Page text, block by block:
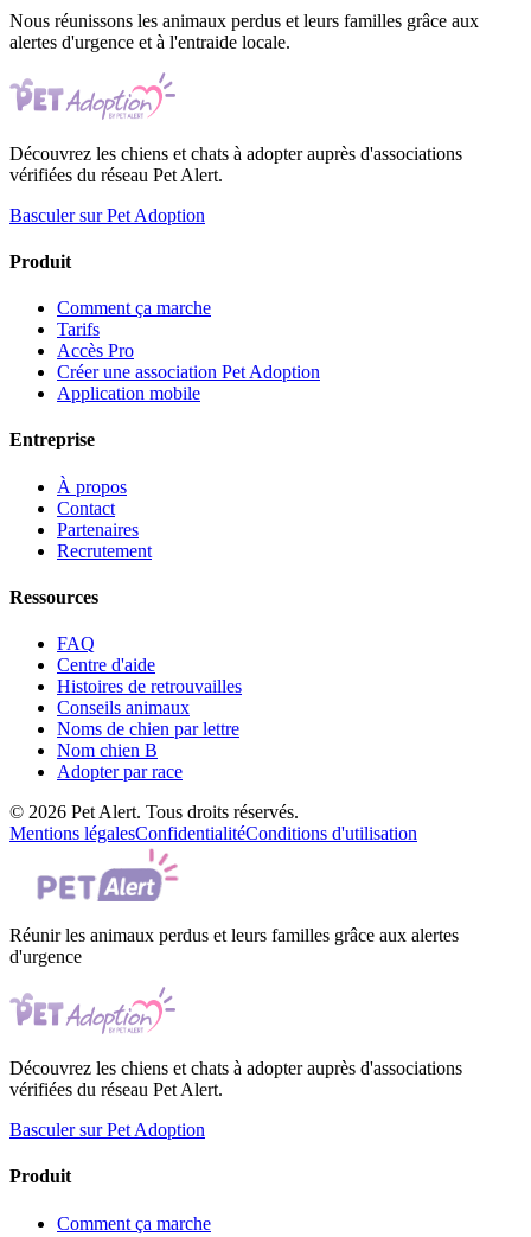
Nous réunissons les animaux perdus et leurs familles grâce aux
alertes d'urgence et à l'entraide locale.
Découvrez les chiens et chats à adopter auprès d'associations
vérifiées du réseau Pet Alert.
Basculer sur Pet Adoption
Produit
Comment ça marche
Tarifs
Accès Pro
Créer une association Pet Adoption
Application mobile
Entreprise
À propos
Contact
Partenaires
Recrutement
Ressources
FAQ
Centre d'aide
Histoires de retrouvailles
Conseils animaux
Noms de chien par lettre
Nom chien B
Adopter par race
© 2026 Pet Alert. Tous droits réservés.
Mentions légalesConfidentialitéConditions d'utilisation
Réunir les animaux perdus et leurs familles grâce aux alertes
d'urgence
Découvrez les chiens et chats à adopter auprès d'associations
vérifiées du réseau Pet Alert.
Basculer sur Pet Adoption
Produit
Comment ça marche